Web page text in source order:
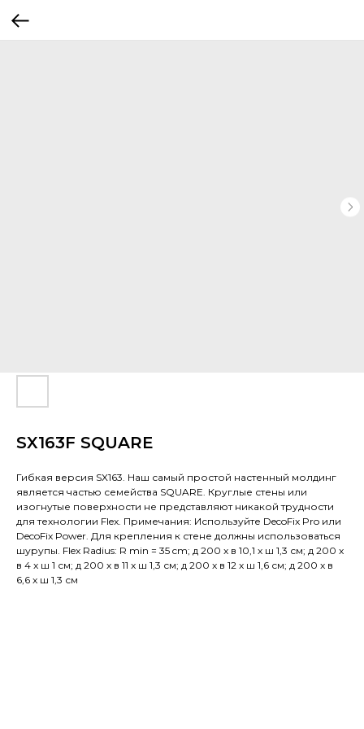
SX163F SQUARE
Гибкая версия SX163. Наш самый простой настенный молдинг
является частью семейства SQUARE. Круглые стены или
изогнутые поверхности не представляют никакой трудности
для технологии Flex. Примечания: Используйте DecoFix Pro или
DecoFix Power. Для крепления к стене должны использоваться
шурупы. Flex Radius: R min = 35 cm; д 200 x в 10,1 x ш 1,3 см; д 200 x
в 4 x ш 1 см; д 200 x в 11 x ш 1,3 см; д 200 x в 12 x ш 1,6 см; д 200 x в
6,6 x ш 1,3 см